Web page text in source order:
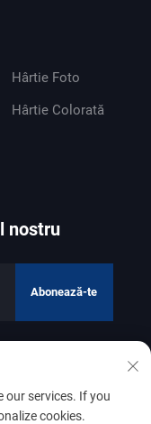
Hârtie Foto
Hârtie Colorată
nostru
Abonează-te
Paper Industry
our services. If you
cookies.